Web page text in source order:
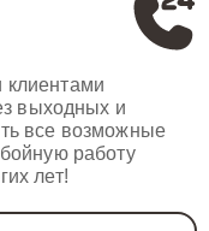
выходных и
все возможные
работу
лет!